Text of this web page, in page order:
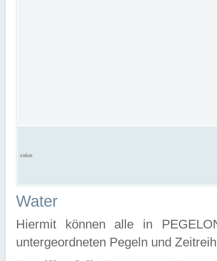
value
Water
Hiermit können alle in
untergeordneten Pegeln und